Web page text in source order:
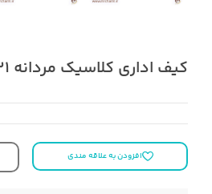
کیف اداری کلاسیک مردانه mrc168-31
افزودن به علاقه مندی